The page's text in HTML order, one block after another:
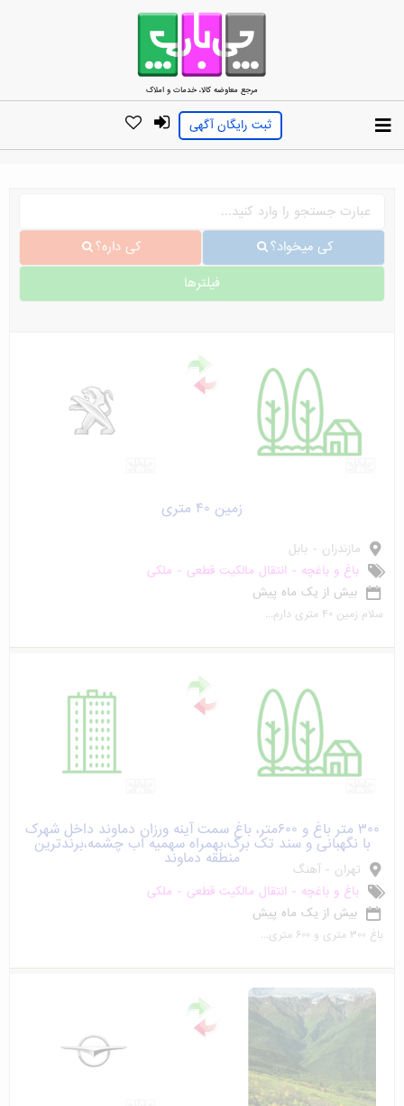
مرجع معاوضه کالا، خدمات و املاک
ثبت رایگان آگهی
کی میخواد؟
کی داره؟
فیلترها
زمین ۴۰ متری
مازندران - بابل
باغ و باغچه - انتقال مالکیت قطعی - ملکی
بیش از یک ماه پیش
سلام زمین ۴۰ متری دارم...
۳۰۰ متر باغ و ۶۰۰متر، باغ سمت آینه ورزان دماوند داخل شهرک
با نگهبانی و سند تک برگ،بهمراه سهمیه اب چشمه،برندترین
منطقه دماوند
تهران - آهنگ
باغ و باغچه - انتقال مالکیت قطعی - ملکی
بیش از یک ماه پیش
باغ ۳۰۰ متری و ۶۰۰ متری...